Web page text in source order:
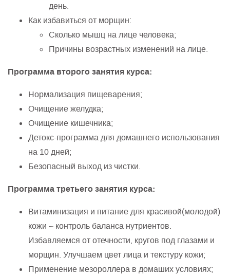
день.
Как избавиться от морщин:
Сколько мышц на лице человека;
Причины возрастных изменений на лице.
Программа второго занятия курса:
Нормализация пищеварения;
Очищение желудка;
Очищение кишечника;
Детокс-программа для домашнего использования
на 10 дней;
Безопасный выход из чистки.
Программа третьего занятия курса:
Витаминизация и питание для красивой(молодой)
кожи – контроль баланса нутриентов.
Избавляемся от отечности, кругов под глазами и
морщин. Улучшаем цвет лица и текстуру кожи;
Применение мезороллера в домаших условиях;